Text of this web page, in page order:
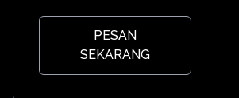
PESAN
SEKARANG